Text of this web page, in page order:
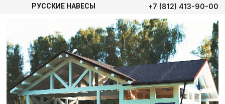
РУССКИЕ НАВЕСЫ +7 (812) 413-90-00